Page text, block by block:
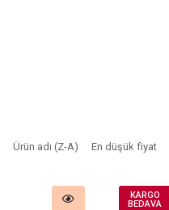
Ürün adı (Z-A) En düşük fiyat
KARGO
BEDAVA